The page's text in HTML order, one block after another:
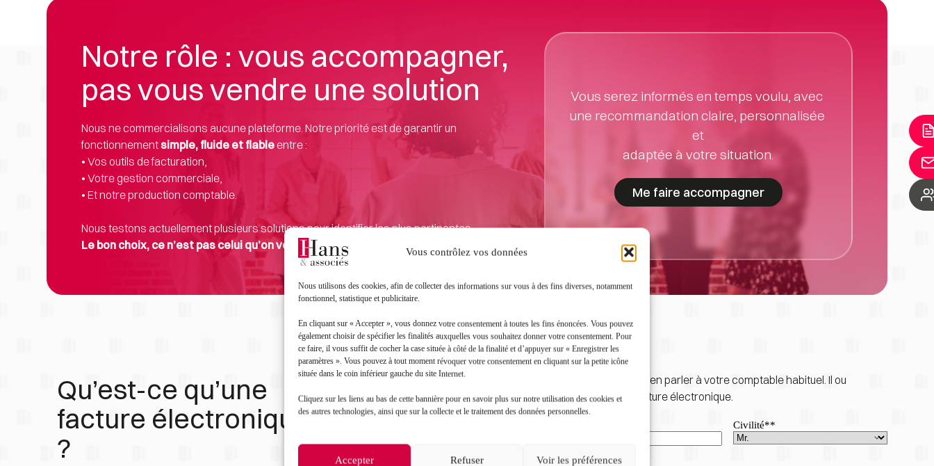
Vous contrôlez vos données
Nous utilisons des cookies, afin de collecter des informations sur vous à des fins diverses, notamment
fonctionnel, statistique et publicitaire.
En cliquant sur « Accepter », vous donnez votre consentement à toutes les fins énoncées. Vous pouvez
également choisir de spécifier les finalités auxquelles vous souhaitez donner votre consentement. Pour
ce faire, il vous suffit de cocher la case située à côté de la finalité et d’appuyer sur « Enregistrer les
paramètres ». Vous pouvez à tout moment révoquer votre consentement en cliquant sur la petite icône
située dans le coin inférieur gauche du site Internet.
Cliquez sur les liens au bas de cette bannière pour en savoir plus sur notre utilisation des cookies et
des autres technologies, ainsi que sur la collecte et le traitement des données personnelles.
Accepter Refuser Voir les préférences
Notre rôle : vous accompagner,
pas vous vendre une solution
Nous ne commercialisons aucune plateforme. Notre priorité est de garantir un
fonctionnement simple, fluide et fiable entre :
• Vos outils de facturation,
• Votre gestion commerciale,
• Et notre production comptable.
Nous testons actuellement plusieurs solutions pour identifier les plus pertinentes.
Le bon choix, ce n’est pas celui qu’on vous pousse à prendre trop tôt.
Vous serez informés en temps voulu, avec
une recommandation claire, personnalisée
et
adaptée à votre situation.
Me faire accompagner
Qu’est-ce qu’une
facture électronique
?
D’ici là, si vous avez des questions, n’hésitez pas à en parler à votre comptable habituel. Il ou
elle vous orientera vers notre cellule dédiée à la facture électronique.
Civilité**